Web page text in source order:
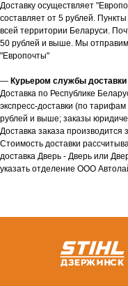
Доставку осуществляет
составляет от 5 рублей.
всей территории Беларуси.
50 рублей и выше. Мы
"Европочты"
— Курьером службы
Доставка по Республике
экспресс-доставки (по
рублей и выше; заказы
Доставка заказа производится
Стоимость доставки
доставка Дверь - Дверь или
указать отделение ООО